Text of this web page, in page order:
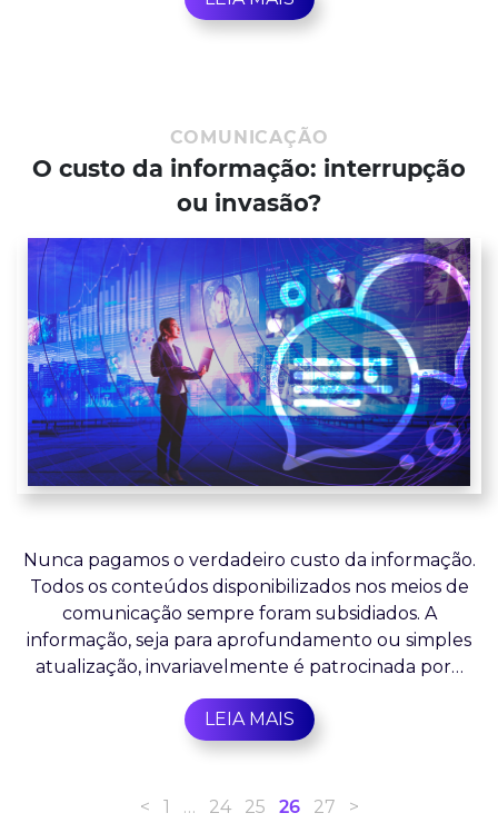
COMUNICAÇÃO
O custo da informação: interrupção
ou invasão?
Nunca pagamos o verdadeiro custo da informação.
Todos os conteúdos disponibilizados nos meios de
comunicação sempre foram subsidiados. A
informação, seja para aprofundamento ou simples
atualização, invariavelmente é patrocinada por…
LEIA MAIS
< 1 … 24 25 26 27 >